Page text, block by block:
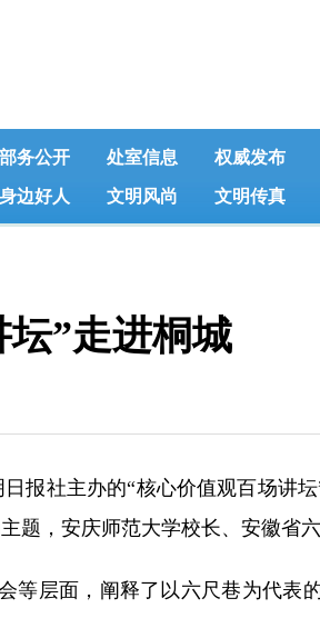
部务公开 处室信息 权威发布
身边好人 文明风尚 文明传真
”走进桐城
社主办的“核心价值观百场讲坛
题，安庆师范大学校长、安徽省
层面，阐释了以六尺巷为代表